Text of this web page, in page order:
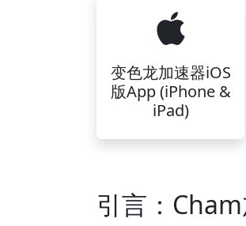
变色龙加速器iOS
版App (iPhone &
iPad)
引言：